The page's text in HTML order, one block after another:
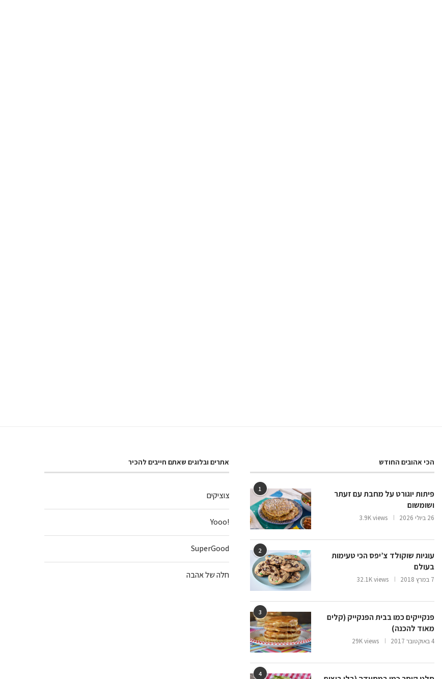
הכי אהובים החודש
1
פיתות יוגורט על מחבת עם זעתר
ושומשום
26 ביולי 2026 3.9K views
2
עוגיות שוקולד צ’יפס הכי טעימות
בעולם
7 במרץ 2018 32.1K views
3
פנקייקים כמו בבית הפנקייק (קלים
מאוד להכנה)
4 באוקטובר 2017 29K views
4
אתרים ובלוגים שאתם חייבים להכיר
צוציקים
!Yooo
SuperGood
חלה של אהבה